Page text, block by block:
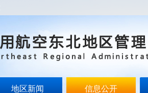
地区新闻 信息公开